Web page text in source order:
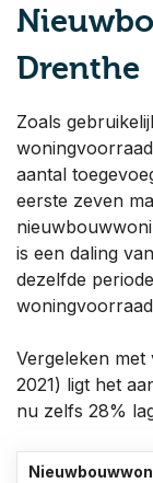
Drenthe
Zoals
aantal
eerste zeven
is een daling
dezelfde
Vergeleken met
2021) ligt het
nu zelfs 28%